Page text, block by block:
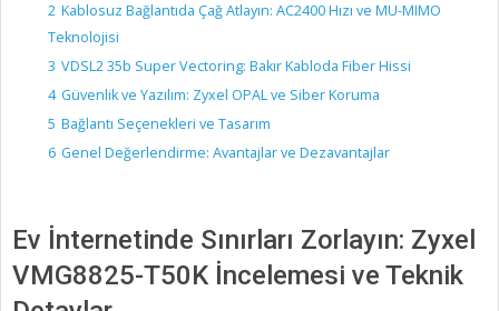
2 Kablosuz Bağlantıda Çağ Atlayın: AC2400 Hızı ve MU-MIMO
Teknolojisi
3 VDSL2 35b Super Vectoring: Bakır Kabloda Fiber Hissi
4 Güvenlik ve Yazılım: Zyxel OPAL ve Siber Koruma
5 Bağlantı Seçenekleri ve Tasarım
6 Genel Değerlendirme: Avantajlar ve Dezavantajlar
Ev İnternetinde Sınırları Zorlayın: Zyxel
VMG8825-T50K İncelemesi ve Teknik